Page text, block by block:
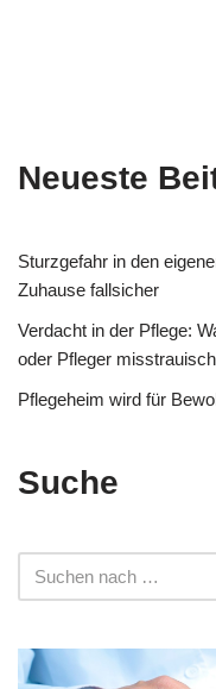
Neueste
Sturzgefahr in den
Zuhause fallsicher
Verdacht in der Pflege:
oder Pfleger
Pflegeheim wird für
Suche